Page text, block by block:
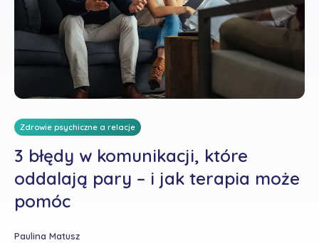
Zdrowie psychiczne a relacje
3 błędy w komunikacji, które
oddalają pary – i jak terapia może
pomóc
Paulina Matusz